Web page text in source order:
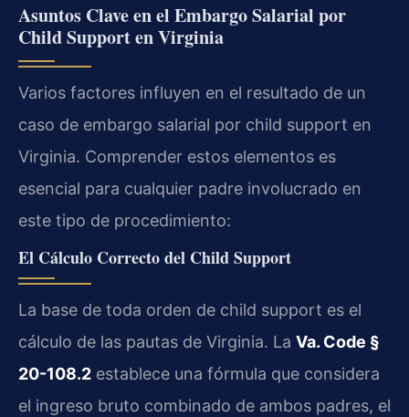
Asuntos Clave en el Embargo Salarial por
Child Support en Virginia
Varios factores influyen en el resultado de un
caso de embargo salarial por child support en
Virginia. Comprender estos elementos es
esencial para cualquier padre involucrado en
este tipo de procedimiento:
El Cálculo Correcto del Child Support
La base de toda orden de child support es el
cálculo de las pautas de Virginia. La Va. Code §
20-108.2 establece una fórmula que considera
el ingreso bruto combinado de ambos padres, el